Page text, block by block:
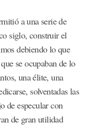
a una serie de
siglo, construir el
debiendo lo que
se ocupaban de lo
una élite, una
solventadas las
de especular con
de gran utilidad